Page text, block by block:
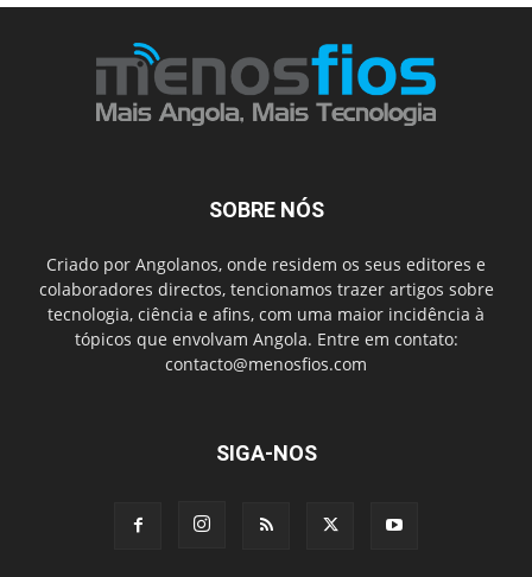
SOBRE NÓS
Criado por Angolanos, onde residem os seus editores e
colaboradores directos, tencionamos trazer artigos sobre
tecnologia, ciência e afins, com uma maior incidência à
tópicos que envolvam Angola. Entre em contato:
contacto@menosfios.com
SIGA-NOS